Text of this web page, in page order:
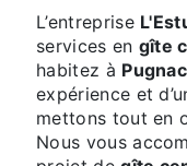
L’entreprise
services en gîte
habitez à Pugnac
expérience et
mettons tout en
Nous vous